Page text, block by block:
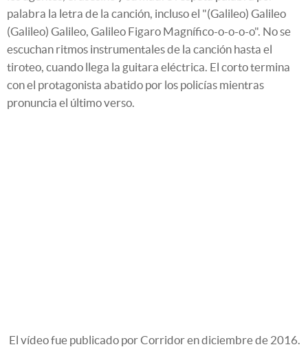
palabra la letra de la canción, incluso el "(Galileo) Galileo
(Galileo) Galileo, Galileo Figaro Magnífico-o-o-o-o". No se
escuchan ritmos instrumentales de la canción hasta el
tiroteo, cuando llega la guitara eléctrica. El corto termina
con el protagonista abatido por los policías mientras
pronuncia el último verso.
El vídeo fue publicado por Corridor en diciembre de 2016.